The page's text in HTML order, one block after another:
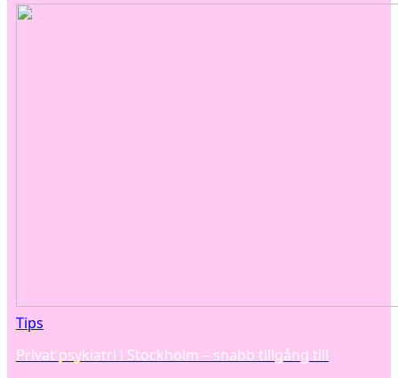
Tips
Privat psykiatri i Stockholm – snabb tillgång till